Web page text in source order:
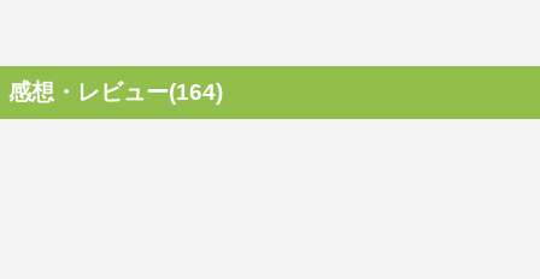
感想・レビュー(164)